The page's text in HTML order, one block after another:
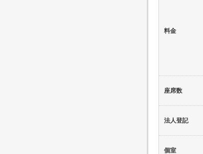
料金
座席数
法人登記
個室